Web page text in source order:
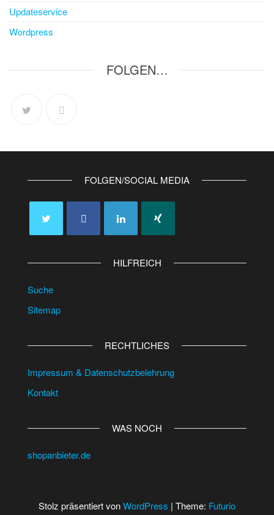
Updateservice
Wordpress
FOLGEN…
FOLGEN/SOCIAL MEDIA
HILFREICH
Suche
Sitemap
RECHTLICHES
Impressum & Datenschutzbelehrung
Kontakt
WAS NOCH
shopanbieter.de
Stolz präsentiert vonWordPress | Theme: Futurio